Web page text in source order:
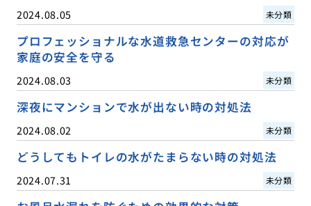
2024.08.05 未分類
プロフェッショナルな水道救急センターの対応が
家庭の安全を守る
2024.08.03 未分類
深夜にマンションで水が出ない時の対処法
2024.08.02 未分類
どうしてもトイレの水がたまらない時の対処法
2024.07.31 未分類